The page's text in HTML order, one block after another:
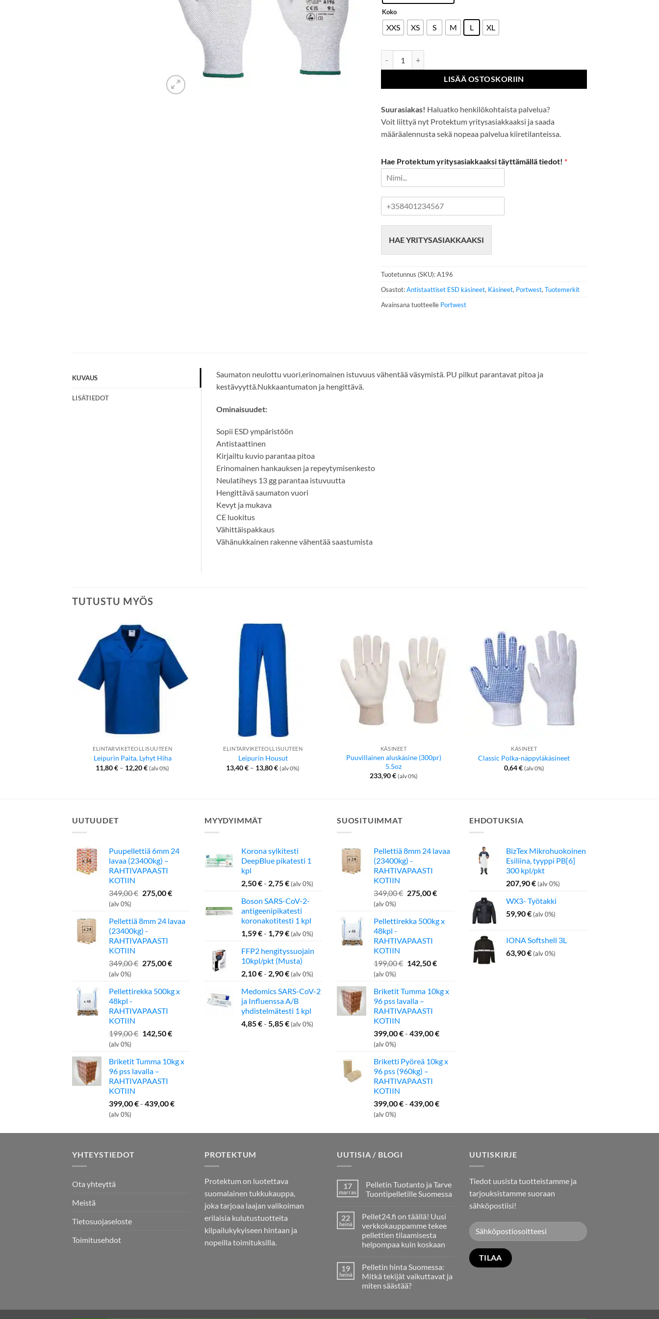
Koko
XXS XS S M L XL
LISÄÄ OSTOSKORIIN
Suurasiakas! Haluatko henkilökohtaista palvelua?
Voit liittyä nyt Protektum yritysasiakkaaksi ja saada
määräalennusta sekä nopeaa palvelua kiiretilanteissa.
Hae Protektum yritysasiakkaaksi täyttämällä tiedot! *
n
u
m
e
r
HAE YRITYSASIAKKAAKSI
Tuotetunnus (SKU):A196
Osastot:Antistaattiset ESD käsineet, Käsineet, Portwest, Tuotemerkit
Avainsana tuotteelle Portwest
KUVAUS
LISÄTIEDOT
Saumaton neulottu vuori,erinomainen istuvuus vähentää väsymistä. PU pilkut parantavat pitoa ja
kestävyyttä.Nukkaantumaton ja hengittävä.
Ominaisuudet:
Sopii ESD ympäristöön
Antistaattinen
Kirjailtu kuvio parantaa pitoa
Erinomainen hankauksen ja repeytymisenkesto
Neulatiheys 13 gg parantaa istuvuutta
Hengittävä saumaton vuori
Kevyt ja mukava
CE luokitus
Vähittäispakkaus
Vähänukkainen rakenne vähentää saastumista
TUTUSTU MYÖS
ELINTARVIKETEOLLISUUTEEN
Leipurin Paita, Lyhyt Hiha
11,80€ – 12,20€Hintaluokka:
11,80 €
(alv 0%)
ELINTARVIKETEOLLISUUTEEN
Leipurin Housut
13,40€ – 13,80€Hintaluokka:
13,40 €
(alv 0%)
KÄSINEET
Puuvillainen aluskäsine (300pr)
5.5oz
233,90€ (alv 0%)
KÄSINEET
Classic Polka-näppyläkäsineet
0,64€ (alv 0%)
UUTUUDET
Puupellettiä 6mm 24
lavaa (23400kg) –
RAHTIVAPAASTI
KOTIIN
349,00€ Alkuperäinen
349,00 €.
275,00€Nykyinen
275,00 €.
(alv 0%)
Pellettiä 8mm 24 lavaa
(23400kg) -
RAHTIVAPAASTI
KOTIIN
349,00€ Alkuperäinen
349,00 €.
275,00€Nykyinen
275,00 €.
(alv 0%)
Pellettirekka 500kg x
48kpl -
RAHTIVAPAASTI
KOTIIN
199,00€ Alkuperäinen
199,00 €.
142,50€Nykyinen
142,50 €.
(alv 0%)
Briketit Tumma 10kg x
96 pss lavalla –
RAHTIVAPAASTI
KOTIIN
399,00€- 439,00€
(alv 0%)
MYYDYIMMÄT
Korona sylkitesti
DeepBlue pikatesti 1
kpl
2,50€- 2,75€ (alv 0%)
Boson SARS-CoV-2-
antigeenipikatesti
koronakotitesti 1 kpl
1,59€- 1,79€ (alv 0%)
FFP2 hengityssuojain
10kpl/pkt (Musta)
2,10€- 2,90€ (alv 0%)
Medomics SARS-CoV-2
ja Influenssa A/B
yhdistelmätesti 1 kpl
4,85€- 5,85€ (alv 0%)
SUOSITUIMMAT
Pellettiä 8mm 24 lavaa
(23400kg) -
RAHTIVAPAASTI
KOTIIN
349,00€ Alkuperäinen
349,00 €.
275,00€Nykyinen
275,00 €.
(alv 0%)
Pellettirekka 500kg x
48kpl -
RAHTIVAPAASTI
KOTIIN
199,00€ Alkuperäinen
199,00 €.
142,50€Nykyinen
142,50 €.
(alv 0%)
Briketit Tumma 10kg x
96 pss lavalla –
RAHTIVAPAASTI
KOTIIN
399,00€- 439,00€
(alv 0%)
Briketti Pyöreä 10kg x
96 pss (960kg) –
RAHTIVAPAASTI
KOTIIN
399,00€- 439,00€
(alv 0%)
EHDOTUKSIA
BizTex Mikrohuokoinen
Esiliina, tyyppi PB[6]
300 kpl/pkt
207,90€ (alv 0%)
WX3- Työtakki
59,90€ (alv 0%)
IONA Softshell 3L
63,90€ (alv 0%)
YHTEYSTIEDOT
Ota yhteyttä
Meistä
Tietosuojaseloste
Toimitusehdot
PROTEKTUM
Protektum on luotettava
suomalainen tukkukauppa,
joka tarjoaa laajan valikoiman
erilaisia kulutustuotteita
kilpailukykyiseen hintaan ja
nopeilla toimituksilla.
UUTISIA / BLOGI
17
marras
Pelletin Tuotanto ja Tarve
Tuontipelletille Suomessa
artikkeliin
Pelletin
Tuotanto
ja
Tarve
Tuontipelletille
22
heinä
Pellet24.fi on täällä! Uusi
verkkokauppamme tekee
pellettien tilaamisesta
helpompaa kuin koskaan
artikkeliin
Pellet24.fi
on
täällä!
pellettien
19
heinä
Pelletin hinta Suomessa:
Mitkä tekijät vaikuttavat ja
miten säästää?
UUTISKIRJE
Tiedot uusista tuotteistamme ja
tarjouksistamme suoraan
sähköpostiisi!